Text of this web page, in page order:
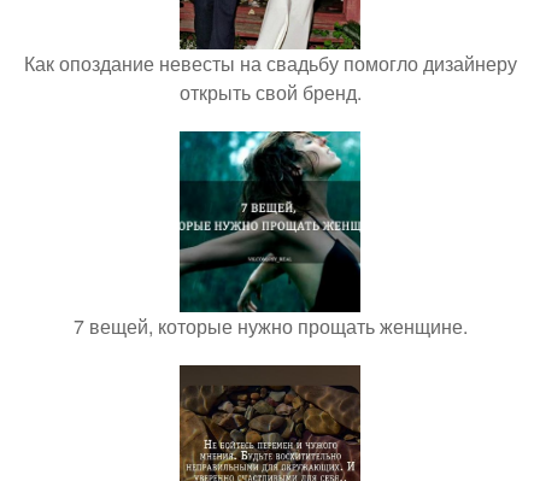
Как опоздание невесты на свадьбу помогло дизайнеру
открыть свой бренд.
7 вещей, которые нужно прощать женщине.